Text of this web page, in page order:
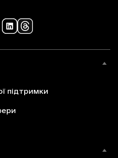
підтримки